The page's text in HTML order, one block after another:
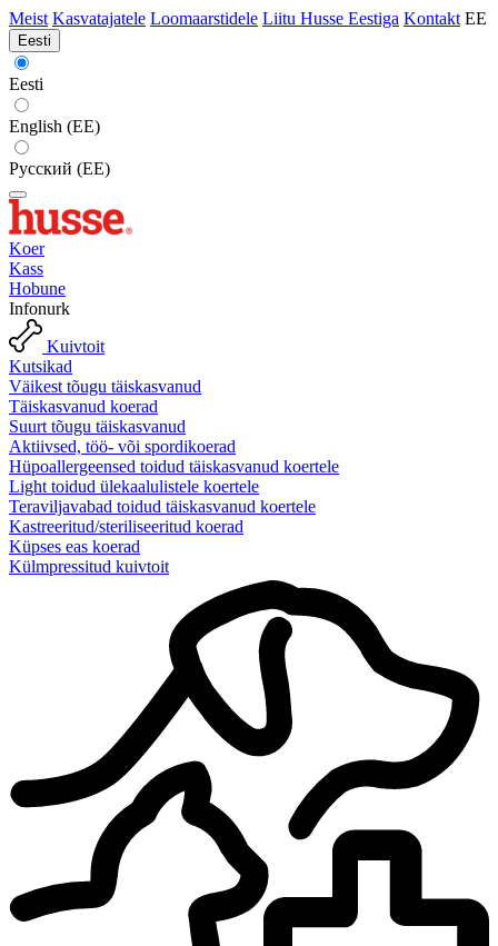
Meist Kasvatajatele Loomaarstidele Liitu Husse Eestiga Kontakt EE
Eesti
Eesti
English (EE)
Русский (EE)
Koer
Kass
Hobune
Infonurk
Kuivtoit
Kutsikad
Väikest tõugu täiskasvanud
Täiskasvanud koerad
Suurt tõugu täiskasvanud
Aktiivsed, töö- või spordikoerad
Hüpoallergeensed toidud täiskasvanud koertele
Light toidud ülekaalulistele koertele
Teraviljavabad toidud täiskasvanud koertele
Kastreeritud/steriliseeritud koerad
Küpses eas koerad
Külmpressitud kuivtoit